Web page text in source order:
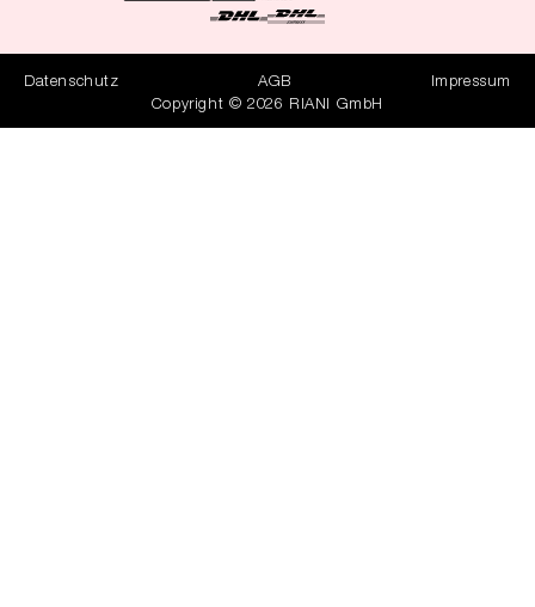
Datenschutz AGB
Impressum
Copyright © 2026 RIANI GmbH